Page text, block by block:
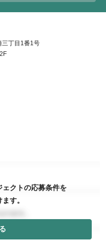
ェクトの応募条件を
す。
三丁目1番1号